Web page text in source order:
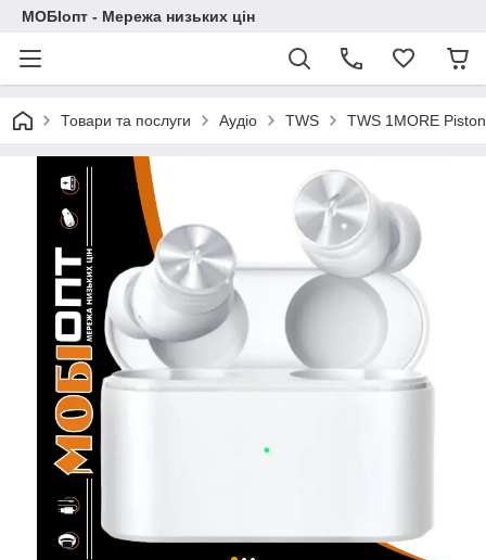
МОБІопт - Мережа низьких цін
Товари та послуги Аудіо TWS TWS 1MORE